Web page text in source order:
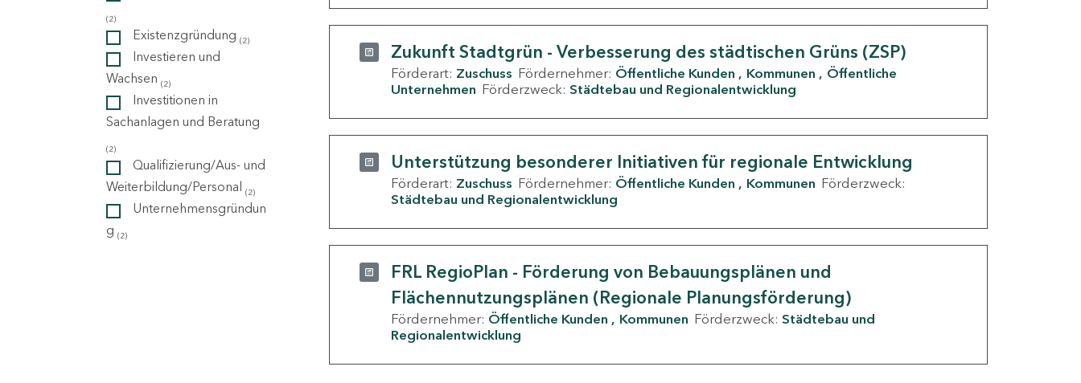
(2)
Existenzgründung (2)
Investieren und
Wachsen (2)
Investitionen in
Sachanlagen und Beratung
(2)
Qualifizierung/Aus- und
Weiterbildung/Personal (2)
Unternehmensgründun
g (2)
Zukunft Stadtgrün - Verbesserung des städtischen Grüns (ZSP)
Förderart: Zuschuss Fördernehmer: Öffentliche Kunden Kommunen
Öffentliche
Unternehmen Förderzweck: Städtebau und Regionalentwicklung
Unterstützung besonderer Initiativen für regionale Entwicklung
Förderart: Zuschuss Fördernehmer: Öffentliche Kunden Kommunen Förderzweck:
Städtebau und Regionalentwicklung
FRL RegioPlan - Förderung von Bebauungsplänen und
Flächennutzungsplänen (Regionale Planungsförderung)
Fördernehmer: Öffentliche Kunden Kommunen Förderzweck: Städtebau und
Regionalentwicklung